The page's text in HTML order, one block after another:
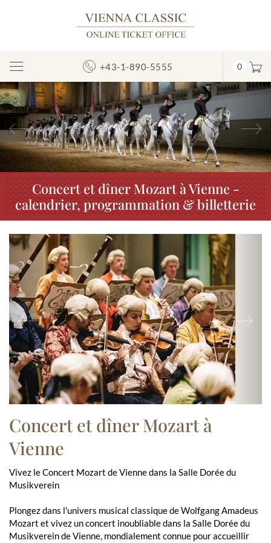
Afficher/masquer
la
navigation
+43-1-890-5555 0
Précédent
Concert et dîner Mozart à Vienne -
calendrier, programmation & billetterie
Previous
Concert et dîner Mozart à
Vienne
Vivez le Concert Mozart de Vienne dans la Salle Dorée du
Musikverein
Plongez dans l'univers musical classique de Wolfgang Amadeus
Mozart et vivez un concert inoubliable dans la Salle Dorée du
Musikverein de Vienne, mondialement connue pour accueillir